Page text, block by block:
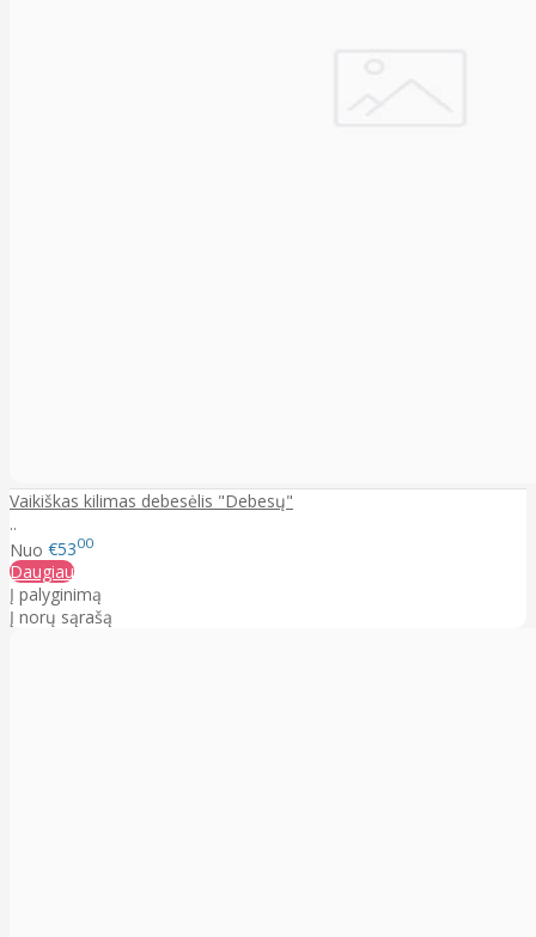
Vaikiškas kilimas debesėlis "Debesų"
..
Nuo €5300
Daugiau
Į palyginimą
Į norų sąrašą